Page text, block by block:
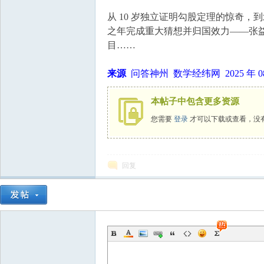
从 10 岁独立证明勾股定理的惊奇，
之年完成重大猜想并归国效力——张
目……
来源 问答神州 数学经纬网 2025 年
本帖子中包含更多资源
您需要 登录 才可以下载或查看，没
回复